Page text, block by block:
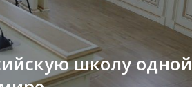
школу одной